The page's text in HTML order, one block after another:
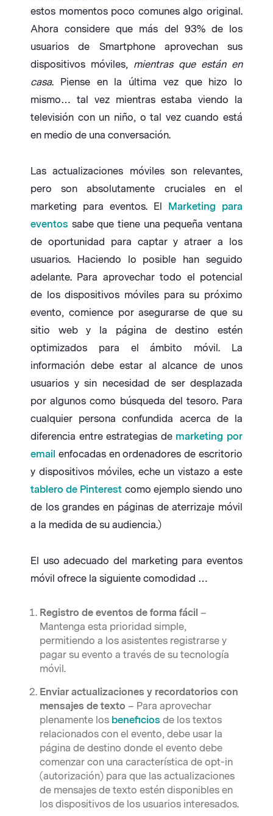
estos momentos poco comunes algo original.
Ahora considere que más del 93% de los
usuarios de Smartphone aprovechan sus
dispositivos móviles, mientras que están en
casa. Piense en la última vez que hizo lo
mismo… tal vez mientras estaba viendo la
televisión con un niño, o tal vez cuando está
en medio de una conversación.
Las actualizaciones móviles son relevantes,
pero son absolutamente cruciales en el
marketing para eventos. El Marketing para
eventos sabe que tiene una pequeña ventana
de oportunidad para captar y atraer a los
usuarios. Haciendo lo posible han seguido
adelante. Para aprovechar todo el potencial
de los dispositivos móviles para su próximo
evento, comience por asegurarse de que su
sitio web y la página de destino estén
optimizados para el ámbito móvil. La
información debe estar al alcance de unos
usuarios y sin necesidad de ser desplazada
por algunos como búsqueda del tesoro. Para
cualquier persona confundida acerca de la
diferencia entre estrategias de marketing por
email enfocadas en ordenadores de escritorio
y dispositivos móviles, eche un vistazo a este
tablero de Pinterest como ejemplo siendo uno
de los grandes en páginas de aterrizaje móvil
a la medida de su audiencia.)
El uso adecuado del marketing para eventos
móvil ofrece la siguiente comodidad …
Registro de eventos de forma fácil –
Mantenga esta prioridad simple,
permitiendo a los asistentes registrarse y
pagar su evento a través de su tecnología
móvil.
Enviar actualizaciones y recordatorios con
mensajes de texto – Para aprovechar
plenamente los beneficios de los textos
relacionados con el evento, debe usar la
página de destino donde el evento debe
comenzar con una característica de opt-in
(autorización) para que las actualizaciones
de mensajes de texto estén disponibles en
los dispositivos de los usuarios interesados.